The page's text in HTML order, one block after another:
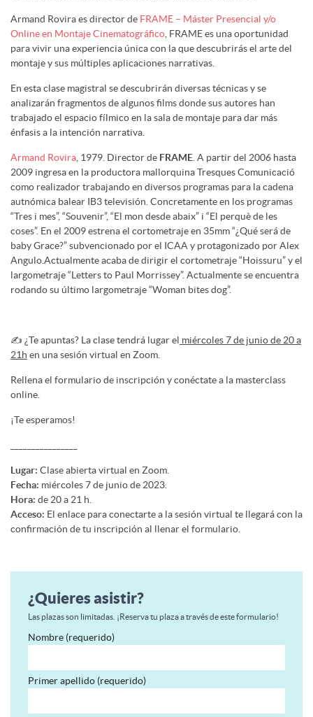
Armand Rovira es director de FRAME – Máster Presencial y/o
Online en Montaje Cinematográfico , FRAME es una oportunidad
para vivir una experiencia única con la que descubrirás el arte del
montaje y sus múltiples aplicaciones narrativas.
En esta clase magistral se descubrirán diversas técnicas y se
analizarán fragmentos de algunos films donde sus autores han
trabajado el espacio fílmico en la sala de montaje para dar más
énfasis a la intención narrativa.
Armand Rovira , 1979. Director de FRAME . A partir del 2006 hasta
2009 ingresa en la productora mallorquina Tresques Comunicació
como realizador trabajando en diversos programas para la cadena
autnómica balear IB3 televisión. Concretamente en los programas
“Tres i mes”, “Souvenir”, “El mon desde abaix” i “El perquè de les
coses”. En el 2009 estrena el cortometraje en 35mm “¿Qué será de
baby Grace?” subvencionado por el ICAA y protagonizado por Alex
Angulo.Actualmente acaba de dirigir el cortometraje “Hoissuru” y el
largometraje “Letters to Paul Morrissey”. Actualmente se encuentra
rodando su último largometraje “Woman bites dog”.
✍️ ¿Te apuntas? La clase tendrá lugar el miércoles 7 de junio de 20 a
21h en una sesión virtual en Zoom.
Rellena el formulario de inscripción y conéctate a la masterclass
online.
¡Te esperamos!
Lugar: Clase abierta virtual en Zoom.
Fecha: miércoles 7 de junio de 2023.
Hora: de 20 a 21 h.
Acceso: El enlace para conectarte a la sesión virtual te llegará con la
confirmación de tu inscripción al llenar el formulario.
¿Quieres asistir?
Las plazas son limitadas. ¡Reserva tu plaza a través de este formulario!
Nombre (requerido)
Primer apellido (requerido)